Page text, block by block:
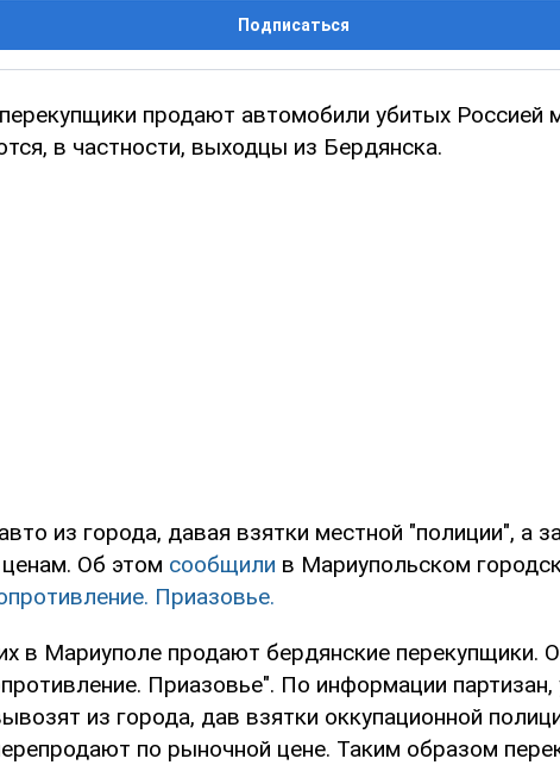
Подписаться
перекупщики продают автомобили убитых Россией
в частности, выходцы из Бердянска.
из города, давая взятки местной "полиции", а
Об этом сообщили в Мариупольском
Приазовье.
в Мариуполе продают бердянские перекупщики.
Приазовье". По информации
из города, дав взятки оккупационной
по рыночной цене. Таким образом